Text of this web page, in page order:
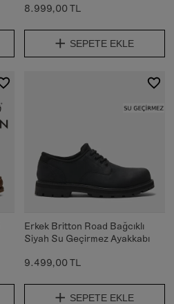
8.999,00 TL
SEPETE EKLE
Erkek Britton Road Bağcıklı
Siyah Su Geçirmez Ayakkabı
9.499,00 TL
SEPETE EKLE